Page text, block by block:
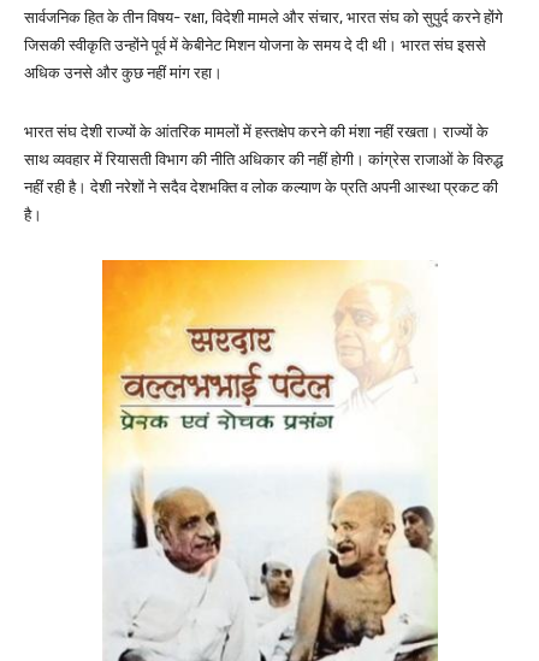
सार्वजनिक हित के तीन विषय- रक्षा, विदेशी मामले और संचार, भारत संघ को सुपुर्द करने होंगे
जिसकी स्वीकृति उन्होंने पूर्व में केबीनेट मिशन योजना के समय दे दी थी। भारत संघ इससे
अधिक उनसे और कुछ नहीं मांग रहा।
भारत संघ देशी राज्यों के आंतरिक मामलों में हस्तक्षेप करने की मंशा नहीं रखता। राज्यों के
साथ व्यवहार में रियासती विभाग की नीति अधिकार की नहीं होगी। कांग्रेस राजाओं के विरुद्ध
नहीं रही है। देशी नरेशों ने सदैव देशभक्ति व लोक कल्याण के प्रति अपनी आस्था प्रकट की
है।